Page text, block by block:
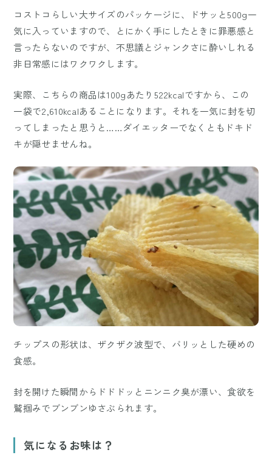
コストコらしい大サイズのパッケージに、ドサッと500g一
気に入っていますので、とにかく手にしたときに罪悪感と
言ったらないのですが、不思議とジャンクさに酔いしれる
非日常感にはワクワクします。
実際、こちらの商品は100gあたり522kcalですから、この
一袋で2,610kcalあることになります。それを一気に封を切
ってしまったと思うと……ダイエッターでなくともドキド
キが隠せませんね。
チップスの形状は、ザクザク波型で、バリッとした硬めの
食感。
封を開けた瞬間からドドドッとニンニク臭が漂い、食欲を
鷲掴みでブンブンゆさぶられます。
気になるお味は？